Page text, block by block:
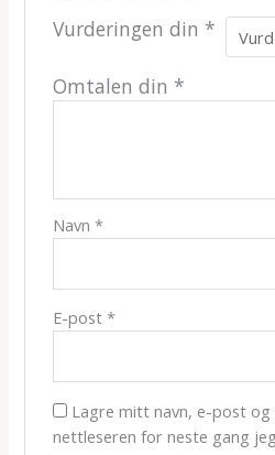
Vurderingen din *
Omtalen din *
Navn *
E-post *
Lagre mitt navn, e-post og
nettleseren for neste gang